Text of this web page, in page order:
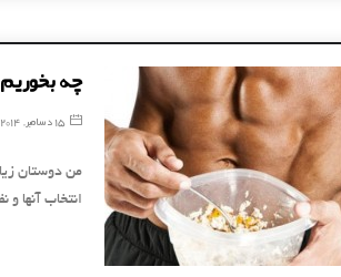
چه
15 دسامبر, 2014
من دوستان
انتخاب آنها